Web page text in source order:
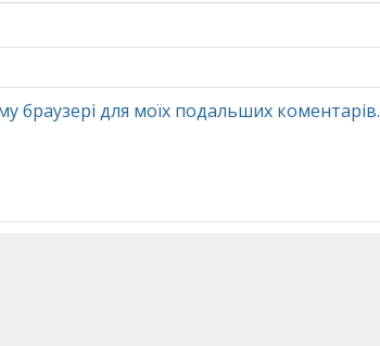
браузері для моїх подальших коментарів.